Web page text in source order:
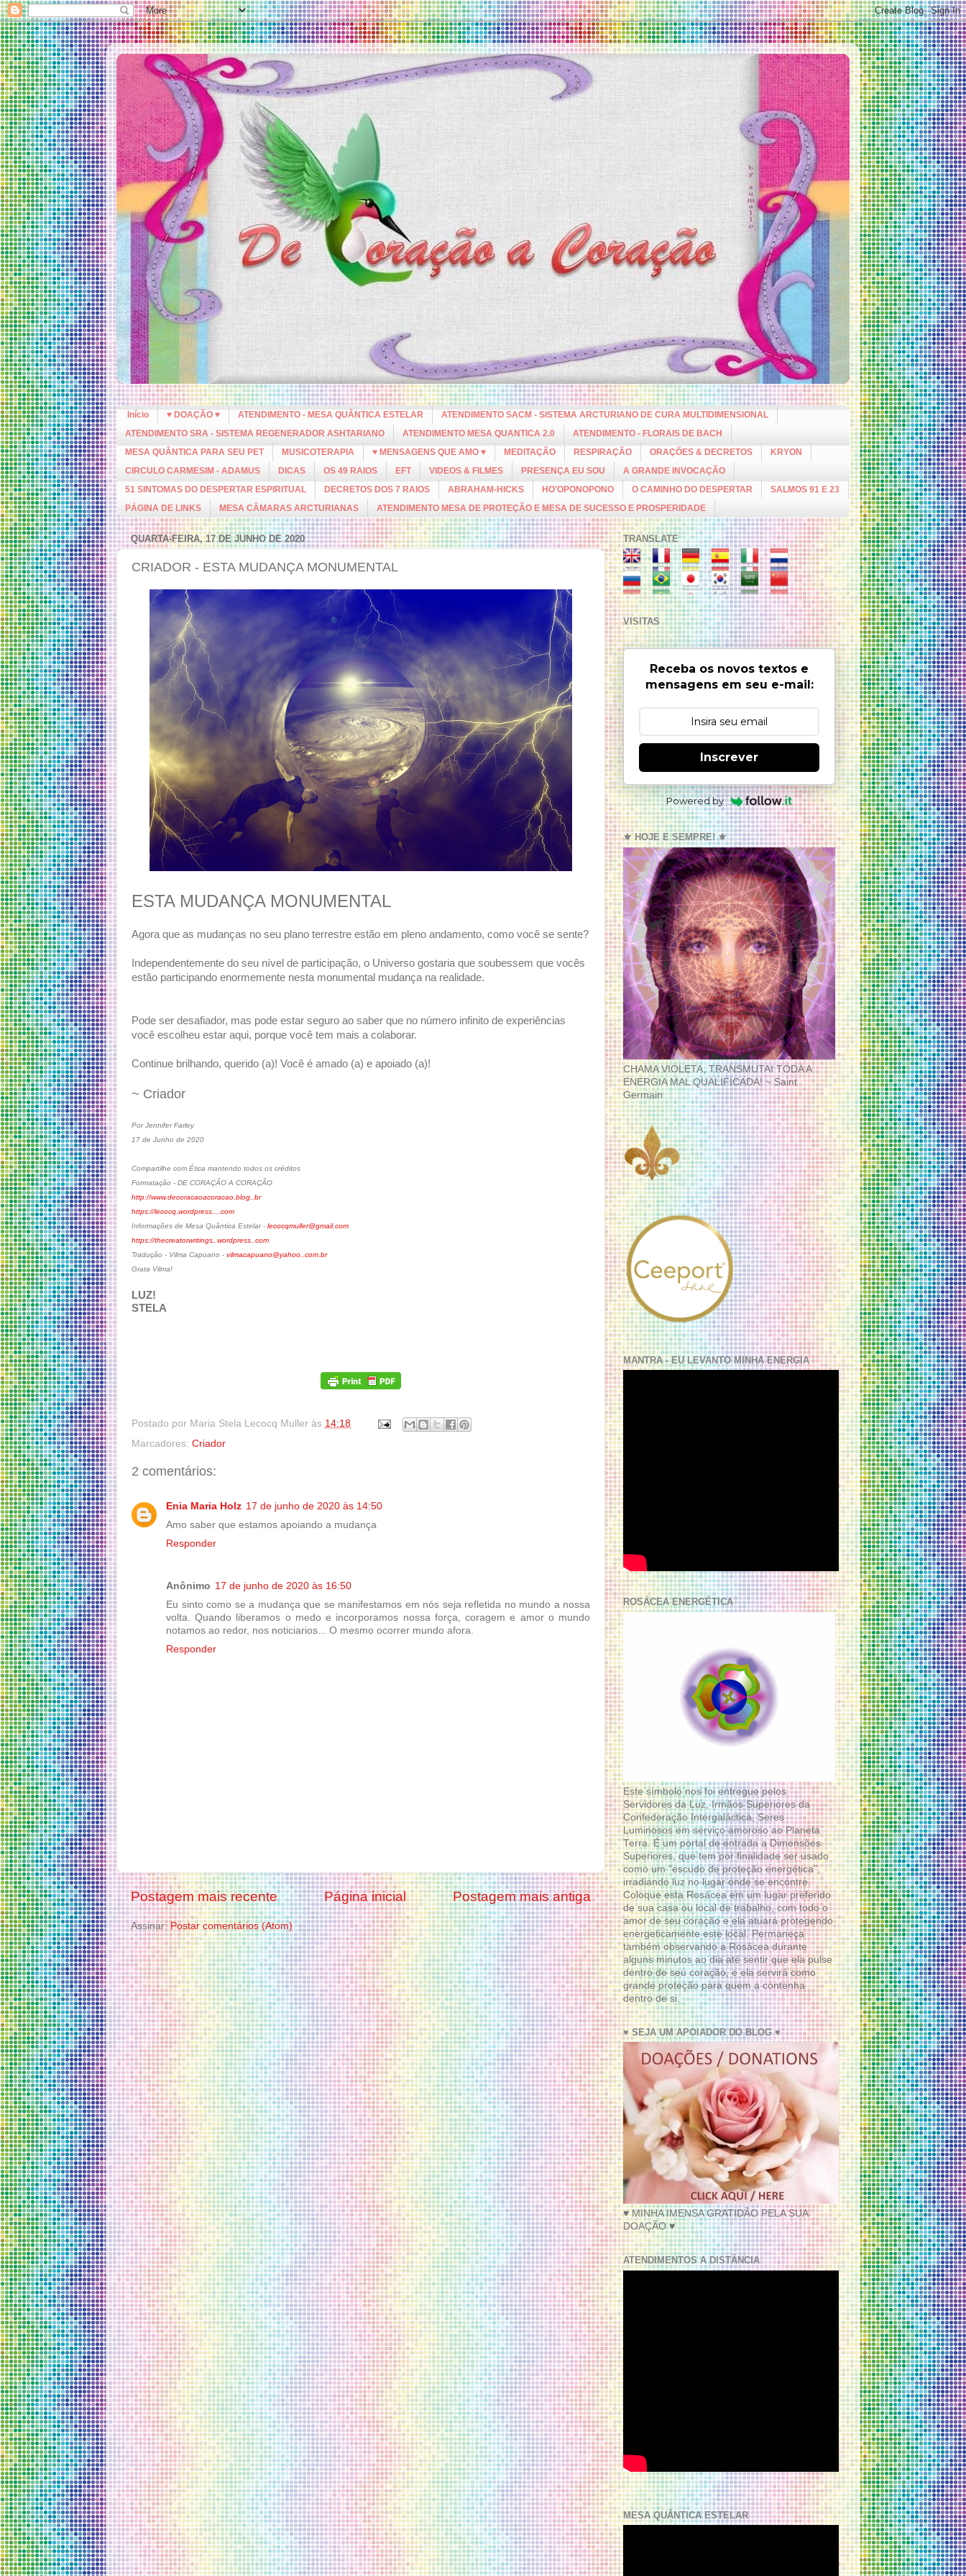
Início ♥ DOAÇÃO ♥ ATENDIMENTO - MESA QUÂNTICA ESTELAR
ATENDIMENTO SACM - SISTEMA ARCTURIANO DE CURA MULTIDIMENSIONAL
ATENDIMENTO SRA - SISTEMA REGENERADOR ASHTARIANO
ATENDIMENTO MESA QUANTICA 2.0
ATENDIMENTO - FLORAIS DE BACH
MESA QUÂNTICA PARA SEU PET
MUSICOTERAPIA ♥ MENSAGENS QUE AMO ♥ MEDITAÇÃO RESPIRAÇÃO ORAÇÕES & DECRETOS
KRYON
CIRCULO CARMESIM - ADAMUS
DICAS OS 49 RAIOS EFT VIDEOS & FILMES PRESENÇA EU SOU
A GRANDE INVOCAÇÃO
51 SINTOMAS DO DESPERTAR ESPIRITUAL
DECRETOS DOS 7 RAIOS ABRAHAM-HICKS HO'OPONOPONO O CAMINHO DO DESPERTAR
SALMOS 91 E 23
PÁGINA DE LINKS
MESA CÂMARAS ARCTURIANAS ATENDIMENTO MESA DE PROTEÇÃO E MESA DE SUCESSO E PROSPERIDADE
QUARTA-FEIRA, 17 DE JUNHO DE 2020
CRIADOR - ESTA MUDANÇA MONUMENTAL
ESTA MUDANÇA MONUMENTAL
Agora que as mudanças no seu plano terrestre estão em pleno andamento, como você se sente?
Independentemente do seu nível de participação, o Universo gostaria que soubessem que vocês
estão participando enormemente nesta monumental mudança na realidade.
Pode ser desafiador, mas pode estar seguro ao saber que no número infinito de experiências
você escolheu estar aqui, porque você tem mais a colaborar.
Continue brilhando, querido (a)! Você é amado (a) e apoiado (a)!
~ Criador
Por Jennifer Farley
17 de Junho de 2020
Compartilhe com Ética mantendo todos os créditos
Formatação - DE CORAÇÃO A CORAÇÃO
http://www.decoracaoacoracao.blog..br
https://lecocq.wordpress....com
Informações de Mesa Quântica Estelar - lecocqmuller@gmail.com
https://thecreatorwritings..wordpress..com
Tradução - Vilma Capuano - vilmacapuano@yahoo..com.br
Grata Vilma!
LUZ!
STELA
Postado por Maria Stela Lecocq Muller às 14:18
Marcadores: Criador
2 comentários:
Enia Maria Holz 17 de junho de 2020 às 14:50
Amo saber que estamos apoiando a mudança
Responder
Anônimo 17 de junho de 2020 às 16:50
Eu sinto como se a mudança que se manifestamos em nós seja refletida no mundo a nossa
volta. Quando liberamos o medo e incorporamos nossa força, coragem e amor o mundo
notamos ao redor, nos noticiarios... O mesmo ocorrer mundo afora.
Responder
Postagem mais recente Postagem mais antiga
Página inicial
Assinar:Postar comentários (Atom)
TRANSLATE
VISITAS
Receba os novos textos e
mensagens em seu e-mail:
Inscrever
Powered by
⚜️ HOJE E SEMPRE! ⚜️
CHAMA VIOLETA, TRANSMUTAI TODA A
ENERGIA MAL QUALIFICADA! ~ Saint
Germain
MANTRA - EU LEVANTO MINHA ENERGIA
ROSÁCEA ENERGÉTICA
Este símbolo nos foi entregue pelos
Servidores da Luz, Irmãos Superiores da
Confederação Intergaláctica, Seres
Luminosos em serviço amoroso ao Planeta
Terra. É um portal de entrada a Dimensões
Superiores, que tem por finalidade ser usado
como um “escudo de proteção energética”,
irradiando luz no lugar onde se encontre.
Coloque esta Rosácea em um lugar preferido
de sua casa ou local de trabalho, com todo o
amor de seu coração e ela atuará protegendo
energeticamente este local. Permaneça
também observando a Rosácea durante
alguns minutos ao dia até sentir que ela pulse
dentro de seu coração, e ela servirá como
grande proteção para quem a contenha
dentro de si.
♥ SEJA UM APOIADOR DO BLOG ♥
♥ MINHA IMENSA GRATIDÃO PELA SUA
DOAÇÃO ♥
ATENDIMENTOS A DISTÂNCIA
MESA QUÂNTICA ESTELAR